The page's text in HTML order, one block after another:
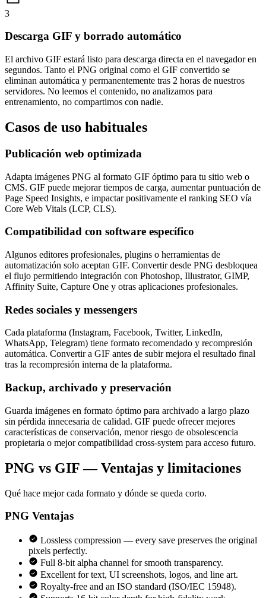
3
Descarga GIF y borrado automático
El archivo GIF estará listo para descarga directa en el navegador en
segundos. Tanto el PNG original como el GIF convertido se
eliminan automática y permanentemente tras 2 horas de nuestros
servidores. No leemos el contenido, no analizamos para
entrenamiento, no compartimos con nadie.
Casos de uso habituales
Publicación web optimizada
Adapta imágenes PNG al formato GIF óptimo para tu sitio web o
CMS. GIF puede mejorar tiempos de carga, aumentar puntuación de
Page Speed Insights, e impactar positivamente el ranking SEO vía
Core Web Vitals (LCP, CLS).
Compatibilidad con software específico
Algunos editores profesionales, plugins o herramientas de
automatización solo aceptan GIF. Convertir desde PNG desbloquea
el flujo permitiendo integración con Photoshop, Illustrator, GIMP,
Affinity Suite, Capture One y otras aplicaciones profesionales.
Redes sociales y messengers
Cada plataforma (Instagram, Facebook, Twitter, LinkedIn,
WhatsApp, Telegram) tiene formato recomendado y recompresión
automática. Convertir a GIF antes de subir mejora el resultado final
tras la recompresión interna de la plataforma.
Backup, archivado y preservación
Guarda imágenes en formato óptimo para archivado a largo plazo
sin pérdida innecesaria de calidad. GIF puede ofrecer mejores
características de conservación, menor riesgo de obsolescencia
propietaria o mejor compatibilidad cross-system para acceso futuro.
PNG vs GIF — Ventajas y limitaciones
Qué hace mejor cada formato y dónde se queda corto.
PNG Ventajas
Lossless compression — every save preserves the original
pixels perfectly.
Full 8-bit alpha channel for smooth transparency.
Excellent for text, UI screenshots, logos, and line art.
Royalty-free and an ISO standard (ISO/IEC 15948).